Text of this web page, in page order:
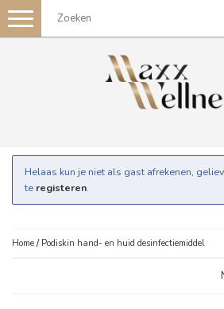
Toggle
navigation
Helaas kun je niet als gast afrekenen,
te registeren.
Home / Podiskin hand- en huid desinfectiemiddel